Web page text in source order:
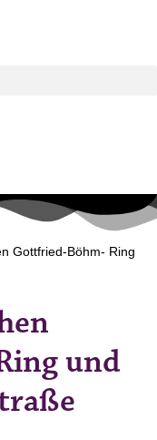
Gottfried-Böhm- Ring
und